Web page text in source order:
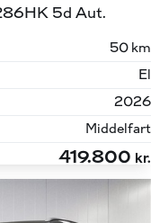
5d Aut.
50 km
El
2026
Middelfart
419.800 kr.